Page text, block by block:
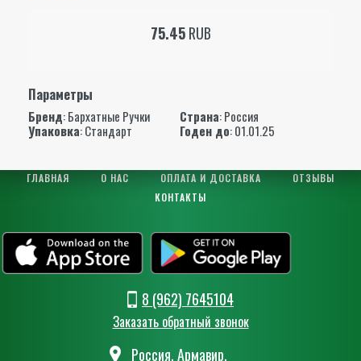
75.45 RUB
Параметры
Бренд:Бархатные Ручки Страна: Россия
Упаковка: Стандарт Годен до: 01.01.25
ГЛАВНАЯ О НАС ОПЛАТА И ДОСТАВКА
ОТЗЫВЫ
КОНТАКТЫ
8 (962) 7645104
Заказать обратный звонок
Россия, Армавир,